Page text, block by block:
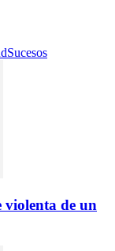
Sucesos
violenta de un